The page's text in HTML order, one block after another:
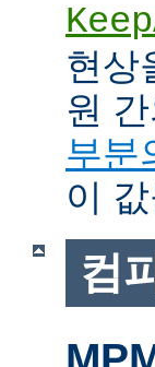
현상
원
부분
이
컴